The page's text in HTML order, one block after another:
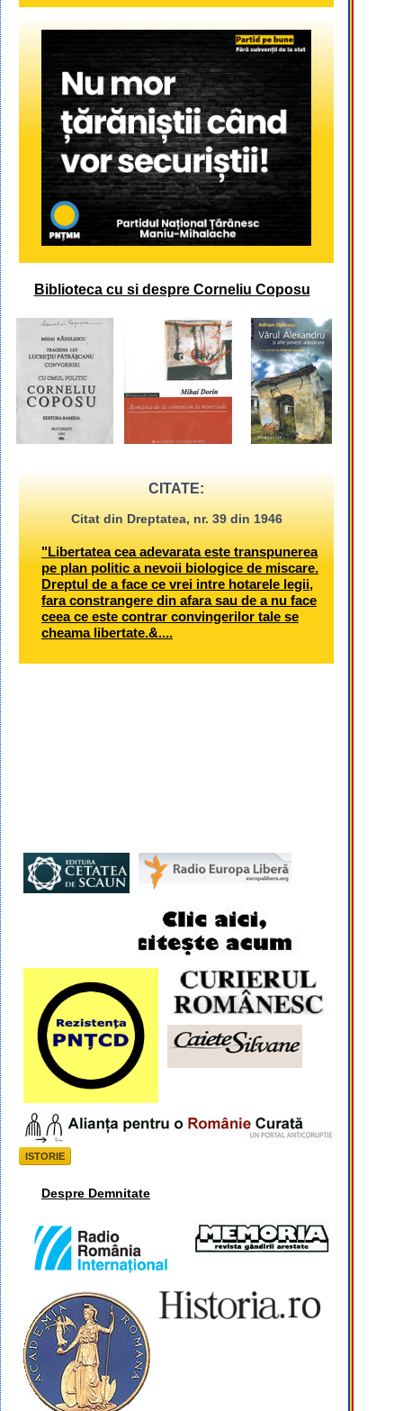
Biblioteca cu si despre Corneliu Coposu
CITATE:
Citat din Dreptatea, nr. 39 din 1946
"Libertatea cea adevarata este transpunerea
pe plan politic a nevoii biologice de miscare.
Dreptul de a face ce vrei intre hotarele legii,
fara constrangere din afara sau de a nu face
ceea ce este contrar convingerilor tale se
cheama libertate.&....
ISTORIE
Despre Demnitate